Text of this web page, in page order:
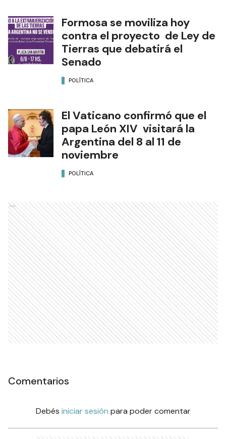
Formosa se moviliza hoy
contra el proyecto de Ley de
Tierras que debatirá el
Senado
POLÍTICA
El Vaticano confirmó que el
papa León XIV visitará la
Argentina del 8 al 11 de
noviembre
POLÍTICA
Ads
Comentarios
Debés iniciar sesión para poder comentar